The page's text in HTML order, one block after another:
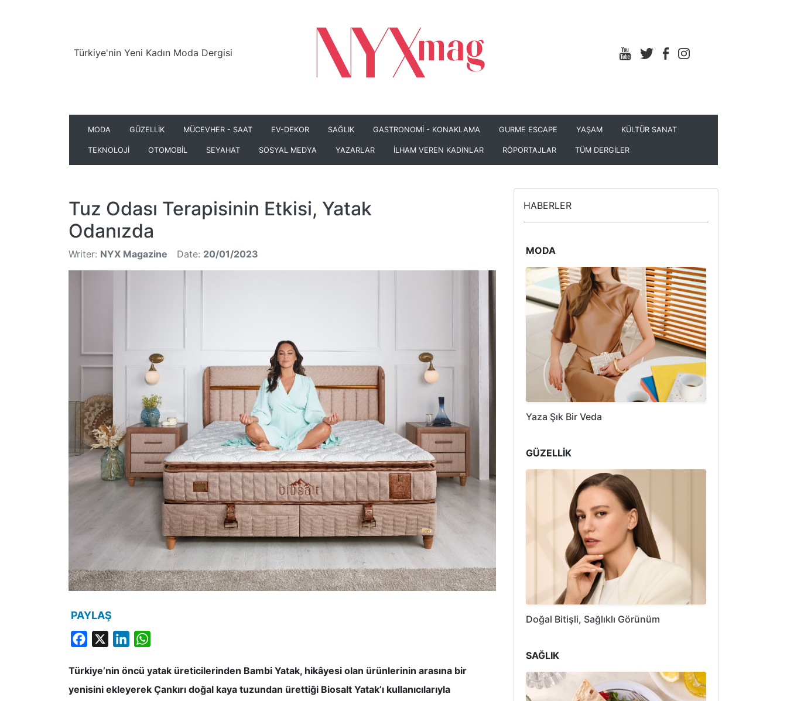
Türkiye'nin Yeni Kadın Moda Dergisi
MODA GÜZELLİK MÜCEVHER - SAAT EV-DEKOR SAĞLIK GASTRONOMİ - KONAKLAMA GURME ESCAPE YAŞAM KÜLTÜR SANAT
TEKNOLOJİ OTOMOBİL SEYAHAT SOSYAL MEDYA YAZARLAR İLHAM VEREN KADINLAR RÖPORTAJLAR TÜM DERGİLER
Tuz Odası Terapisinin Etkisi, Yatak
Odanızda
Writer: NYX Magazine Date: 20/01/2023
PAYLAŞ
Facebook LinkedIn
Türkiye’nin öncü yatak üreticilerinden Bambi Yatak, hikâyesi olan ürünlerinin arasına bir
yenisini ekleyerek Çankırı doğal kaya tuzundan ürettiği Biosalt Yatak’ı kullanıcılarıyla
HABERLER
MODA
Yaza Şık Bir Veda
GÜZELLİK
Doğal Bitişli, Sağlıklı Görünüm
SAĞLIK